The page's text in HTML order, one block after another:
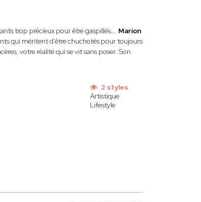
trop précieux pour être gaspillés... Marion
qui méritent d'être chuchotés pour toujours
votre réalité qui se vit sans poser. Son
2 styles
Artistique
Lifestyle